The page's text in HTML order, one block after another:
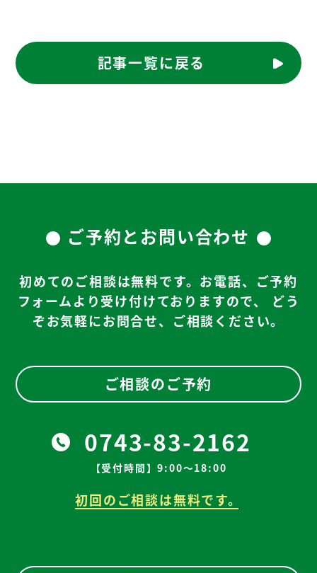
記事一覧に戻る
ご予約とお問い合わせ
初めてのご相談は無料です。お電話、ご予約
フォームより受け付けておりますので、
どう
ぞお気軽にお問合せ、ご相談ください。
ご相談のご予約
0743-83-2162
【受付時間】9:00～18:00
初回のご相談は無料です。